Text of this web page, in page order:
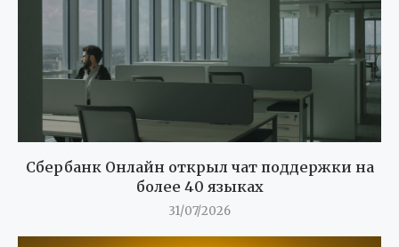
Сбербанк Онлайн открыл чат поддержки на
более 40 языках
31/07/2026